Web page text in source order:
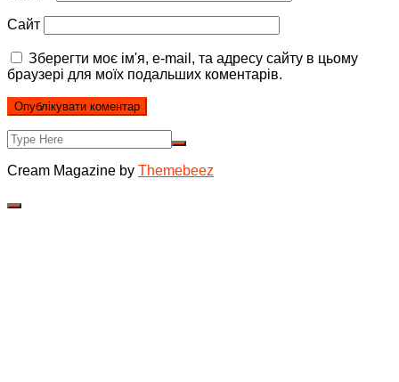
Сайт
Зберегти моє ім'я, e-mail, та адресу сайту в цьому
браузері для моїх подальших коментарів.
Cream Magazine by Themebeez